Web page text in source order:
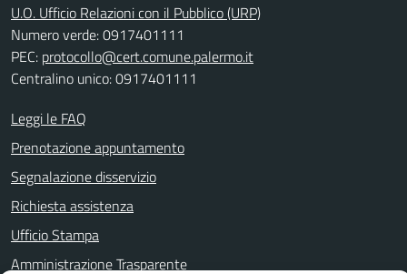
U.O. Ufficio Relazioni con il Pubblico (URP)
Numero verde: 0917401111
PEC: protocollo@cert.comune.palermo.it
Centralino unico: 0917401111
Leggi le FAQ
Prenotazione appuntamento
Segnalazione disservizio
Richiesta assistenza
Ufficio Stampa
Amministrazione Trasparente